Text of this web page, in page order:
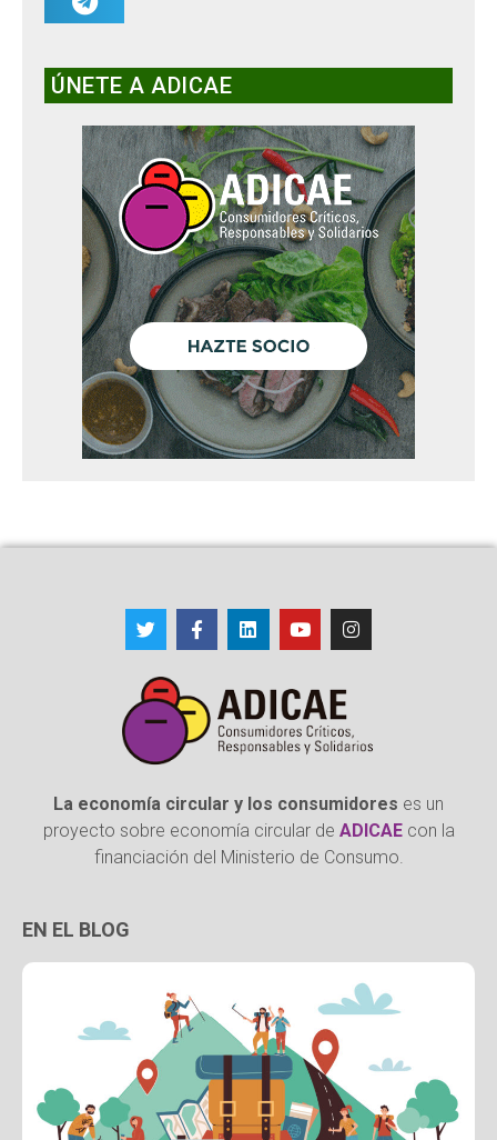
ÚNETE A ADICAE
La economía circular y los consumidores es un
proyecto sobre economía circular de ADICAEcon la
financiación del Ministerio de Consumo.
EN EL BLOG